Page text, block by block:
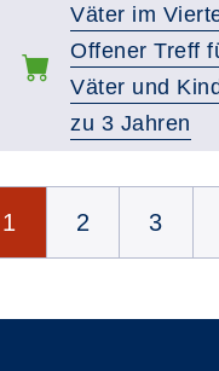
Väter im
Offener Treff
Väter und
zu 3 Jahren
1 2 3